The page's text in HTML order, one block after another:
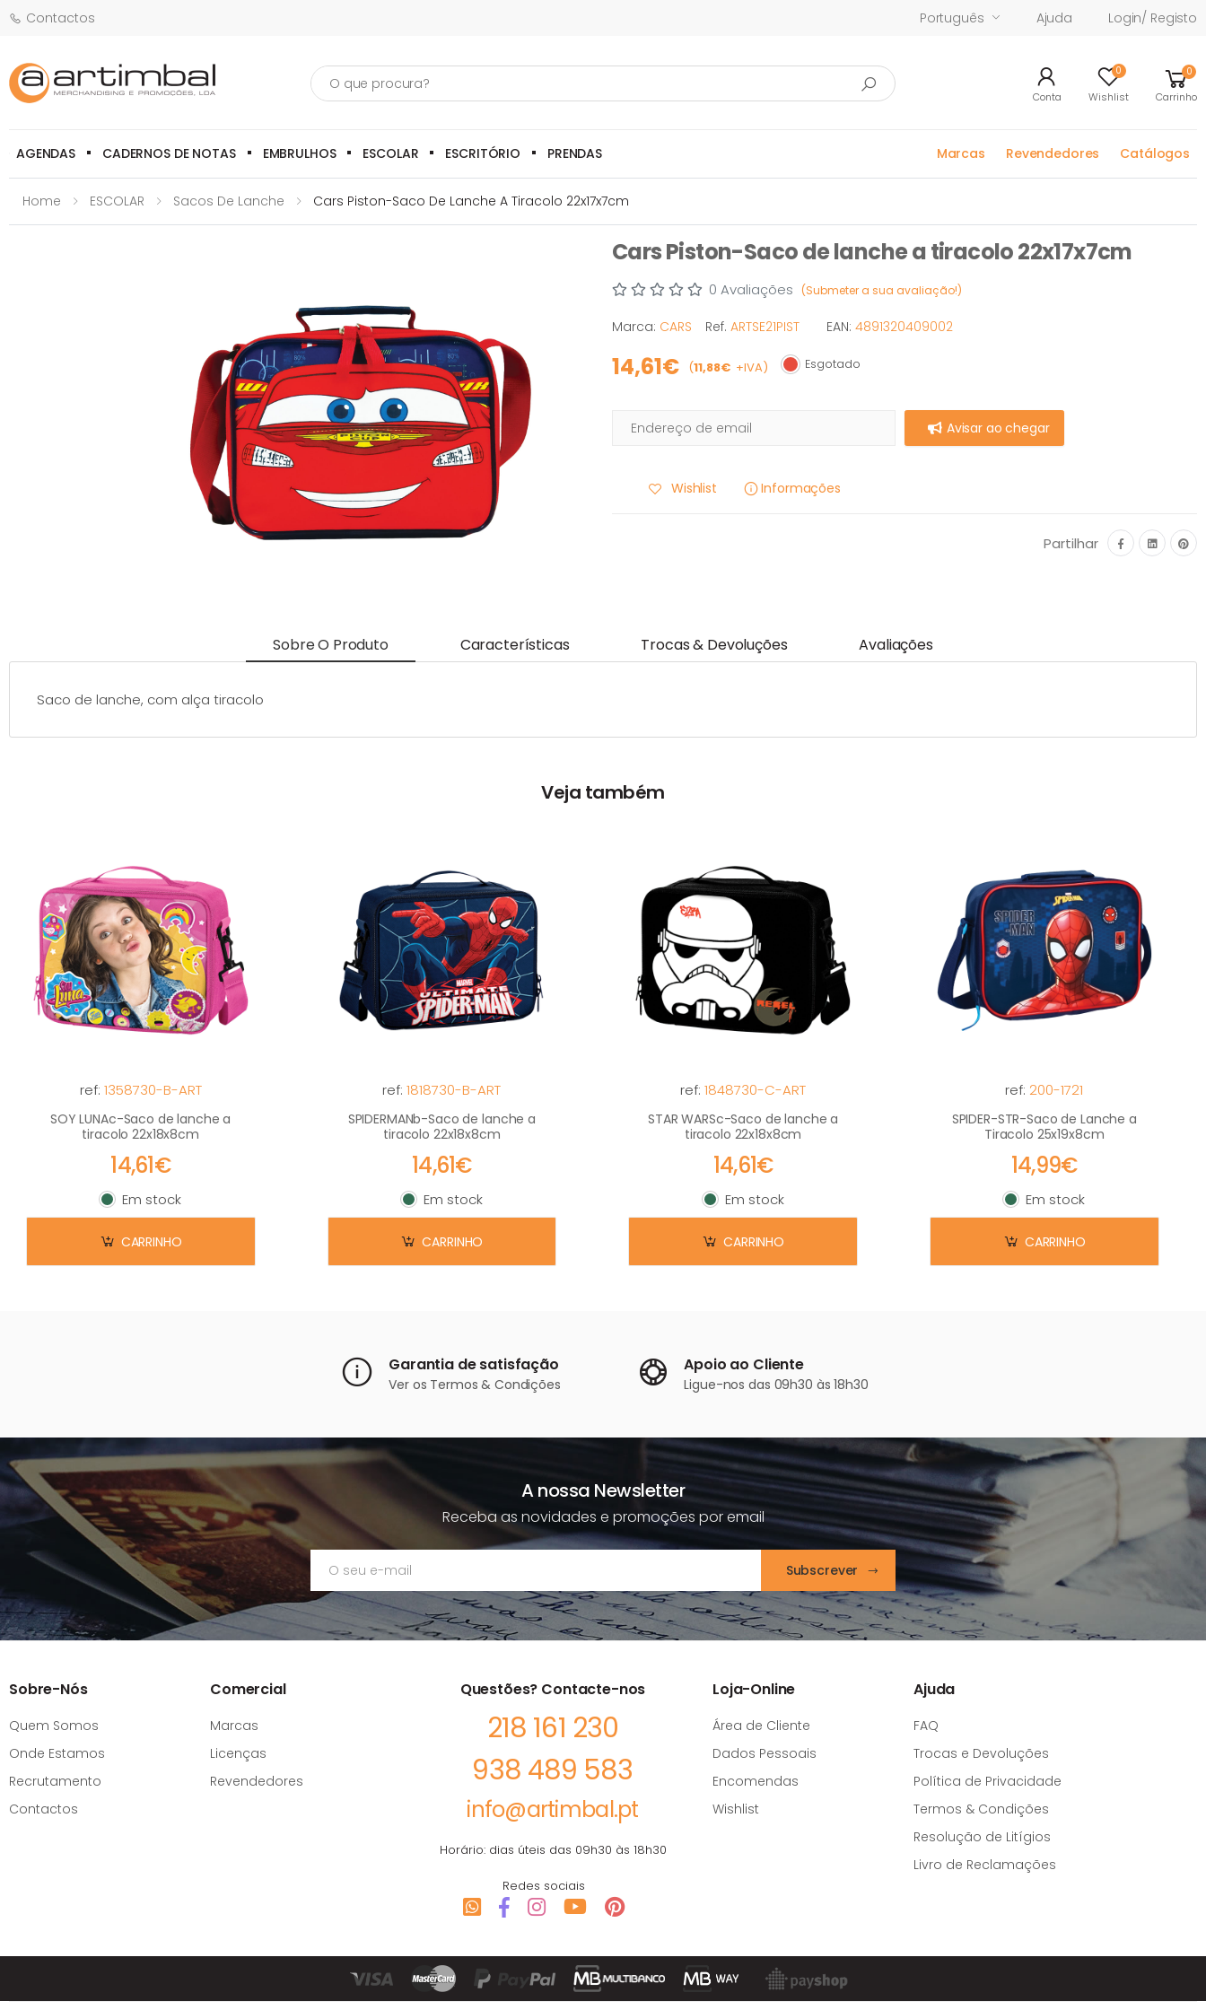
Contactos Português Ajuda Login/ Registo
Pesquisa
Conta
0
Wishlist
0
Carrinho
AGENDAS CADERNOS DE NOTAS EMBRULHOS ESCOLAR ESCRITÓRIO PRENDAS Marcas Revendedores Catálogos
Home ESCOLAR Sacos De Lanche Cars Piston-Saco De Lanche A Tiracolo 22x17x7cm
Cars Piston-Saco de lanche a tiracolo 22x17x7cm
0 Avaliações (Submeter a sua avaliação!)
Marca: CARS Ref. ARTSE21PIST EAN: 4891320409002
14,61€ (11,88€ +IVA) Esgotado
Esgotado
Avisar ao chegar
Wishlist Informações
Partilhar
Sobre O Produto Características Trocas & Devoluções Avaliações
Saco de lanche, com alça tiracolo
Veja também
ref: 1358730-B-ART
SOY LUNAc-Saco de lanche a
tiracolo 22x18x8cm
14,61€
Em stock
Em stock
CARRINHO
ref:1818730-B-ART
SPIDERMANb-Saco de lanche a
tiracolo 22x18x8cm
14,61€
Em stock
Em stock
CARRINHO
ref:1848730-C-ART
STAR WARSc-Saco de lanche a
tiracolo 22x18x8cm
14,61€
Em stock
Em stock
CARRINHO
ref: 200-1721
SPIDER-STR-Saco de Lanche a
Tiracolo 25x19x8cm
14,99€
Em stock
Em stock
CARRINHO
Garantia de satisfação
Ver os Termos & Condições
Apoio ao Cliente
Ligue-nos das 09h30 às 18h30
A nossa Newsletter
Receba as novidades e promoções por email
Subscrever
Sobre-Nós
Quem Somos
Onde Estamos
Recrutamento
Contactos
Comercial
Marcas
Licenças
Revendedores
Questões? Contacte-nos
218 161 230
938 489 583
info@artimbal.pt
Horário: dias úteis das 09h30 às 18h30
Redes sociais
Loja-Online
Área de Cliente
Dados Pessoais
Encomendas
Wishlist
Ajuda
FAQ
Trocas e Devoluções
Política de Privacidade
Termos & Condições
Resolução de Litígios
Livro de Reclamações